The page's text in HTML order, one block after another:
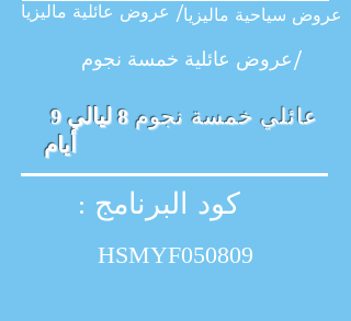
عروض سياحية ماليزيا
عائلي خمسة نجوم
8 ليالي 9
أيام
HSMYF050809
كود البرنامج :
عروض عائلية خمسة نجوم/
عروض عائلية ماليزيا /